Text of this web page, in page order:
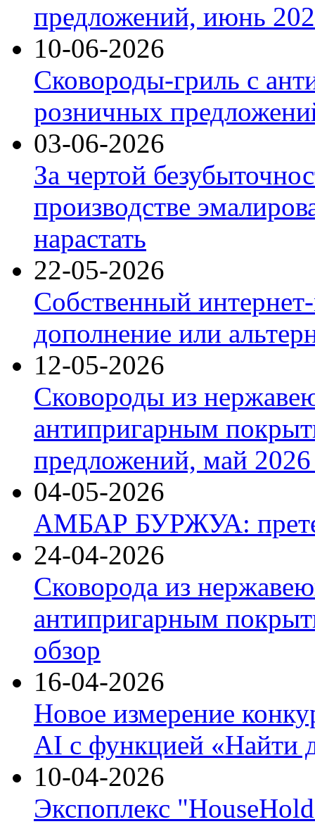
предложений, июнь
10-06-2026
Сковороды-гриль с
розничных
03-06-2026
За чертой
производстве
нарастать
22-05-2026
Собственный
дополнение или
12-05-2026
Сковороды из
антипригарным
предложений, май 2026
04-05-2026
АМБАР БУРЖУА:
24-04-2026
Сковорода из
антипригарным
обзор
16-04-2026
Новое измерение
AI с функцией «Найти
10-04-2026
Экспоплекс